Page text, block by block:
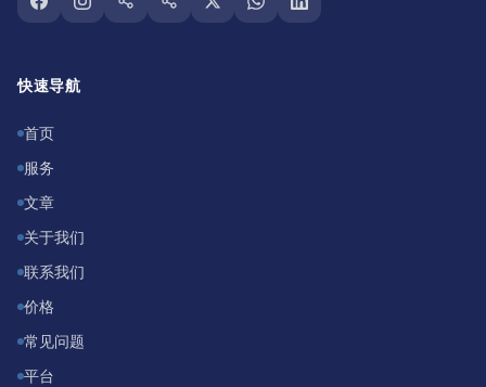
Follow us on facebook
Follow us on instagram
Follow us on snapchat
Follow us on tiktok
Follow us on twitter
Follow us on whatsapp
Follow us on linkedin
快速导航
首页
服务
文章
关于我们
联系我们
价格
常见问题
平台